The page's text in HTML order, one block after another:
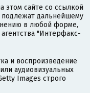
сайте со ссылкой
подлежат дальнейшему
в любой форме,
"Интерфакс-
и воспроизведение
аудиовизуальных
Images строго